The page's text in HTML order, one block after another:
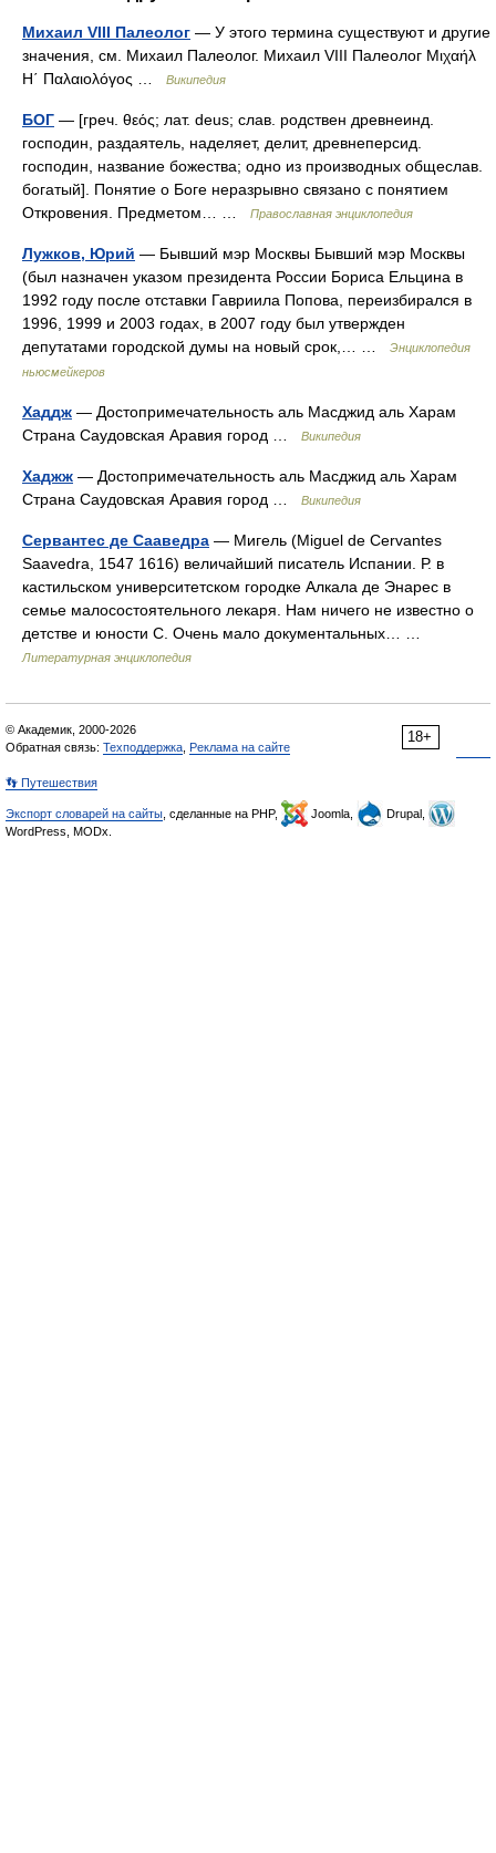
Михаил VIII Палеолог — У этого термина существуют и другие
значения, см. Михаил Палеолог. Михаил VIII Палеолог Μιχαήλ
Η΄ Παλαιολόγος …
Википедия
БОГ — [греч. θεός; лат. deus; слав. родствен древнеинд.
господин, раздаятель, наделяет, делит, древнеперсид.
господин, название божества; одно из производных общеслав.
богатый]. Понятие о Боге неразрывно связано с понятием
Откровения. Предметом… …
Православная энциклопедия
Лужков, Юрий — Бывший мэр Москвы Бывший мэр Москвы
(был назначен указом президента России Бориса Ельцина в
1992 году после отставки Гавриила Попова, переизбирался в
1996, 1999 и 2003 годах, в 2007 году был утвержден
депутатами городской думы на новый срок,… …
Энциклопедия
ньюсмейкеров
Хаддж — Достопримечательность аль Масджид аль Харам
Страна Саудовская Аравия город …
Википедия
Хаджж — Достопримечательность аль Масджид аль Харам
Страна Саудовская Аравия город …
Википедия
Сервантес де Сааведра — Мигель (Miguel de Cervantes
Saavedra, 1547 1616) величайший писатель Испании. Р. в
кастильском университетском городке Алкала де Энарес в
семье малосостоятельного лекаря. Нам ничего не известно о
детстве и юности С. Очень мало документальных… …
Литературная энциклопедия
18+
© Академик, 2000-2026
Обратная связь: Техподдержка Реклама на сайте
👣 Путешествия
Экспорт словарей на сайты , сделанные на PHP, Joomla,
Drupal,
WordPress, MODx.